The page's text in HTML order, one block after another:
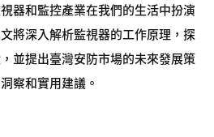
器和監控產業在我們的生活中扮演
將深入解析監視器的工作原理，探
並提出臺灣安防市場的未來發展策
察和實用建議。